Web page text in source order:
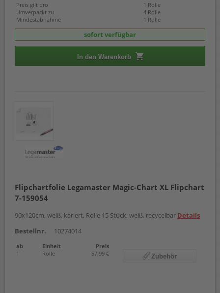
Preis gilt pro
1 Rolle
Umverpackt zu
4 Rolle
Mindestabnahme
1 Rolle
sofort verfügbar
In den Warenkorb
Flipchartfolie Legamaster Magic-Chart XL Flipchart
7-159054
90x120cm, weiß, kariert, Rolle 15 Stück, weiß, recycelbar Details
Bestellnr.
10274014
ab Einheit
Preis
1
Rolle 57,99 € Zubehör